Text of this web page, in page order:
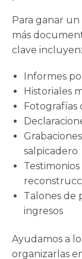
Para ganar
más
clave incluyen:
Informes
Historiales
Fotografías
salpicadero
Talones de
ingresos
Ayudamos a
organizarlas